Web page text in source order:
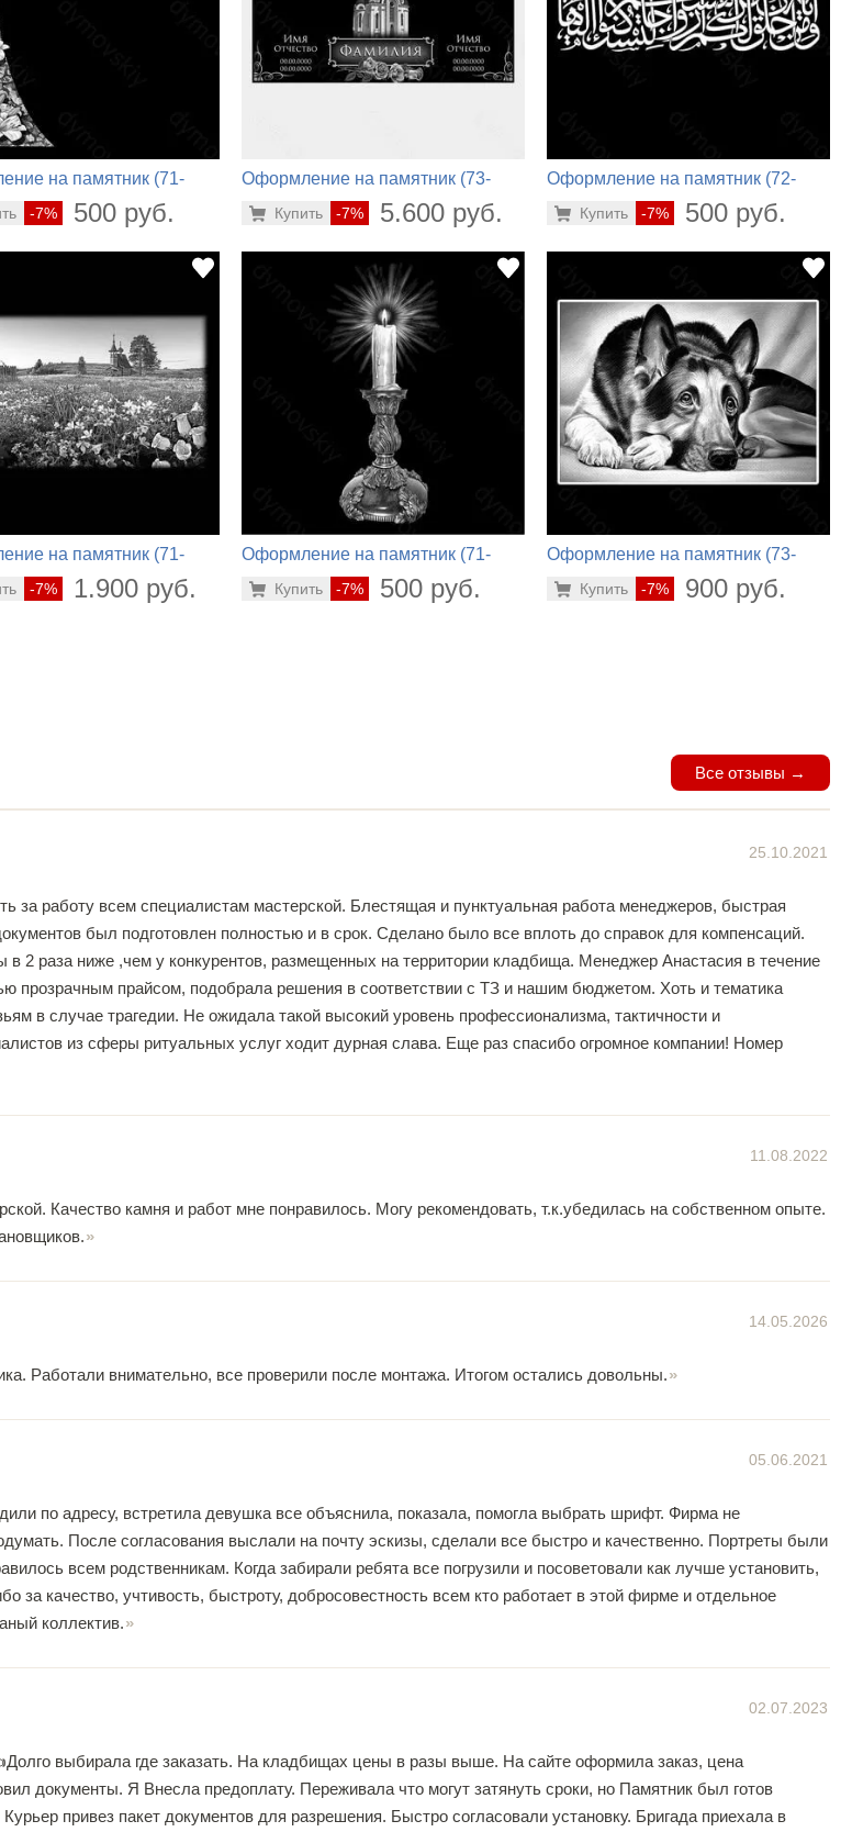
на памятник (71-
-7% 500 руб.
Оформление на памятник (73-
-7% 5.600 руб.
Купить
Оформление на памятник (72-
-7% 500 руб.
Купить
на памятник (71-
-7% 1.900 руб.
Оформление на памятник (71-
-7% 500 руб.
Купить
Оформление на памятник (73-
-7% 900 руб.
Купить
Все отзывы →
25.10.2021
за работу всем специалистам мастерской. Блестящая и пунктуальная работа менеджеров, быстрая
был подготовлен полностью и в срок. Сделано было все вплоть до справок для компенсаций.
2 раза ниже ,чем у конкурентов, размещенных на территории кладбища. Менеджер Анастасия в течение
прозрачным прайсом, подобрала решения в соответствии с ТЗ и нашим бюджетом. Хоть и тематика
в случае трагедии. Не ожидала такой высокий уровень профессионализма, тактичности и
из сферы ритуальных услуг ходит дурная слава. Еще раз спасибо огромное компании! Номер
11.08.2022
Качество камня и работ мне понравилось. Могу рекомендовать, т.к.убедилась на собственном опыте.
14.05.2026
Работали внимательно, все проверили после монтажа. Итогом остались довольны.
05.06.2021
по адресу, встретила девушка все объяснила, показала, помогла выбрать шрифт. Фирма не
После согласования выслали на почту эскизы, сделали все быстро и качественно. Портреты были
всем родственникам. Когда забирали ребята все погрузили и посоветовали как лучше установить,
за качество, учтивость, быстроту, добросовестность всем кто работает в этой фирме и отдельное
коллектив.
02.07.2023
выбирала где заказать. На кладбищах цены в разы выше. На сайте оформила заказ, цена
документы. Я Внесла предоплату. Переживала что могут затянуть сроки, но Памятник был готов
привез пакет документов для разрешения. Быстро согласовали установку. Бригада приехала в